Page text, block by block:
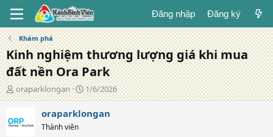
Đăng nhập Đăng ký
Khám phá
Kinh nghiệm thương lượng giá khi mua
đất nền Ora Park
T
á
g
oraparklongan
N
g
à
1/6/2026
oraparklongan
Thành viên